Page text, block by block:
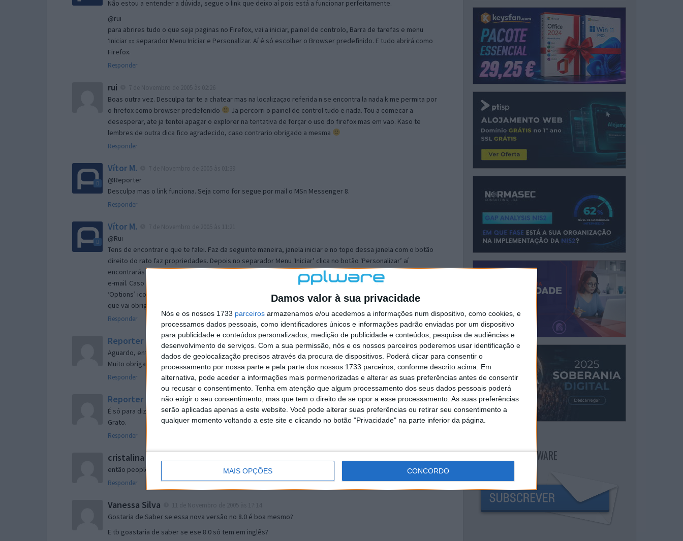
Damos valor à sua privacidade
Nós e os nossos 1733 parceiros armazenamos e/ou acedemos a informações num dispositivo, como cookies, e
processamos dados pessoais, como identificadores únicos e informações padrão enviadas por um dispositivo
para publicidade e conteúdos personalizados, medição de publicidade e conteúdos, pesquisa de audiências e
desenvolvimento de serviços. Com a sua permissão, nós e os nossos parceiros poderemos usar identificação e
dados de geolocalização precisos através da procura de dispositivos. Poderá clicar para consentir o
processamento por nossa parte e pela parte dos nossos 1733 parceiros, conforme descrito acima. Em
alternativa, pode aceder a informações mais pormenorizadas e alterar as suas preferências antes de consentir
ou recusar o consentimento. Tenha em atenção que algum processamento dos seus dados pessoais poderá
não exigir o seu consentimento, mas que tem o direito de se opor a esse processamento. As suas preferências
serão aplicadas apenas a este website. Você pode alterar suas preferências ou retirar seu consentimento a
qualquer momento voltando a este site e clicando no botão "Privacidade" na parte inferior da página.
MAIS OPÇÕES CONCORDO
Não estou a entender a dúvida, segue o link que deixo aí pois está a funcionar perfeitamente.
@rui
para abrires tudo o que seja paginas no Firefox, vai a iniciar, painel de controlo, Barra de tarefas e menu
‘Iniciar »» separador Menu Iniciar e Personalizar. Aí é só escolher o Browser predefinido. E tudo abrirá como
Firefox.
Responder
rui
Boas outra vez. Desculpa tar te a chatear mas na localizaçao referida n se encontra la nada k me permita por
o firefox como browser predefenido
Ja percorri o painel de control tudo e nada. Tou a comecar a
desesperar, ate ja tentei apagar o explorer na tentativa de forçar o uso do firefox mas em vao. Kaso te
lembres de outra dica fico agradecido, caso contrario obrigado a mesma
Responder
Vítor M.
@Reporter
Desculpa mas o link funciona. Seja como for segue por mail o MSn Messenger 8.
Responder
Vítor M.
@Rui
Tens de encontrar o que te falei. Faz da seguinte maneira, janela iniciar e no topo dessa janela com o botão
direito do rato faz propriedades. Depois no separador Menu ‘Iniciar’ clica no botão ‘Personalizar’ aí
encontrarás no separador geral a opção para escolheres o Browser com que queres navegar e o gestor de
e-mail. Caso não consigas chegar lá, vais ao teu Firefox e nas ferramentas ou tools escolhes ‘Opções’ ou
‘Options’ icon geral da então janela aberta e logo perto do fim encontras um local para colocares um visto
que vai obrigar o Firefox a verificar se este é o browser predefinido.
Responder
Reporter 7 de Novembro de 2005 às 12:57
Aguardo, então, o e-mail, Vitor.
Muito obrigado.
Responder
Reporter 7 de Novembro de 2005 às 19:51
É só para dizer que ainda não me chegou mail algum.
Grato.
Responder
cristalina
então people
Responder
Vanessa Silva
Gostaria de Saber se essa nova versão no 8.0 é boa mesmo?
E tb goastaria de saber se ese 8.0 só tem em inglês?
NEWSLETTER PPLWARE